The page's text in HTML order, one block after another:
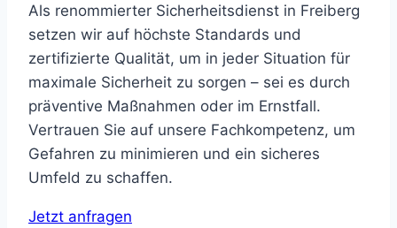
Als renommierter Sicherheitsdienst in Freiberg
setzen wir auf höchste Standards und
zertifizierte Qualität, um in jeder Situation für
maximale Sicherheit zu sorgen – sei es durch
präventive Maßnahmen oder im Ernstfall.
Vertrauen Sie auf unsere Fachkompetenz, um
Gefahren zu minimieren und ein sicheres
Umfeld zu schaffen.
Jetzt anfragen